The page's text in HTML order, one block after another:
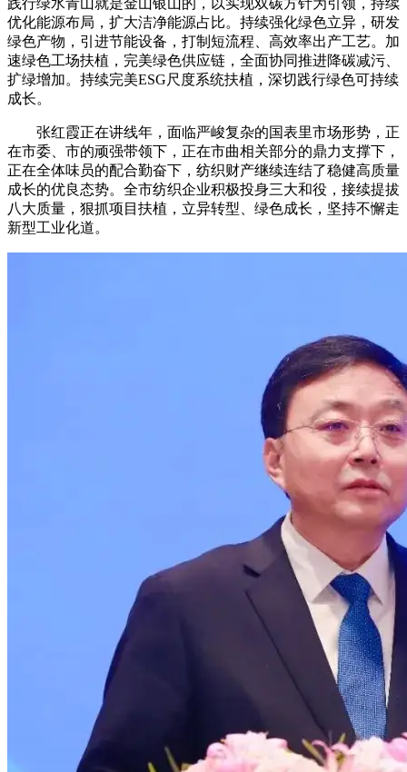
践行绿水青山就是金山银山的，以实现双碳方针为引领，持续
优化能源布局，扩大洁净能源占比。持续强化绿色立异，研发
绿色产物，引进节能设备，打制短流程、高效率出产工艺。加
速绿色工场扶植，完美绿色供应链，全面协同推进降碳减污、
扩绿增加。持续完美ESG尺度系统扶植，深切践行绿色可持续
成长。
张红霞正在讲线年，面临严峻复杂的国表里市场形势，正
在市委、市的顽强带领下，正在市曲相关部分的鼎力支撑下，
正在全体味员的配合勤奋下，纺织财产继续连结了稳健高质量
成长的优良态势。全市纺织企业积极投身三大和役，接续提拔
八大质量，狠抓项目扶植，立异转型、绿色成长，坚持不懈走
新型工业化道。